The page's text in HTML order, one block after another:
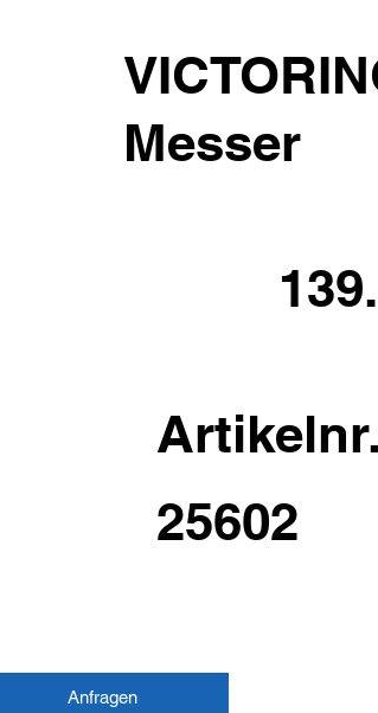
Messer
25602
Anfragen